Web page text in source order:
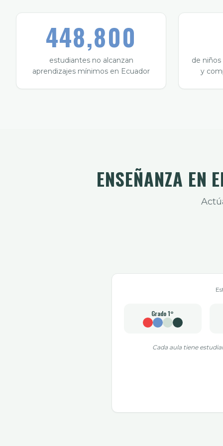
448,800
estudiantes no alcanzan
aprendizajes mínimos en Ecuador
de
y
ENSEÑANZA EN
Grado1°
Cada aula tiene